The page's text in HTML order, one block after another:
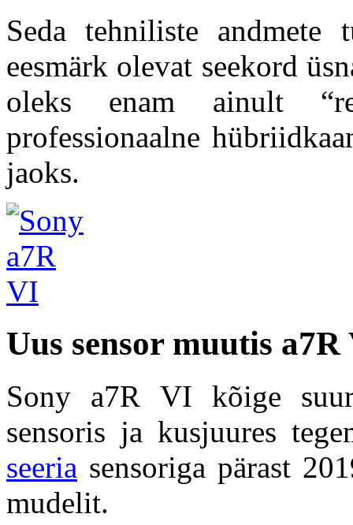
Seda tehniliste andmete
eesmärk olevat seekord
oleks enam ainult
professionaalne
jaoks.
Uus sensor muutis
Sony a7R VI kõige
sensoris ja kusjuures
seeria sensoriga pärast
mudelit.